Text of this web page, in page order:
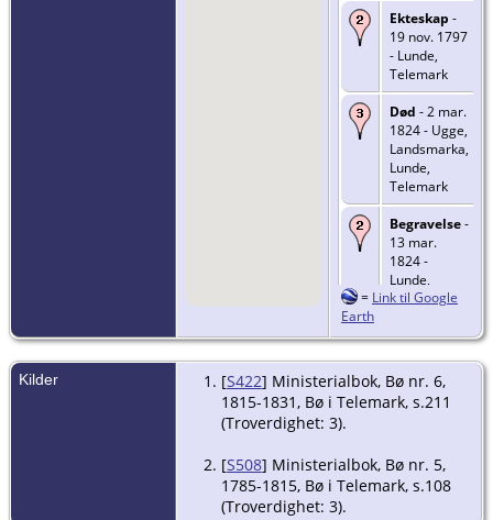
Ekteskap -
19 nov. 1797
- Lunde,
Telemark
Død - 2 mar.
1824 - Ugge,
Landsmarka,
Lunde,
Telemark
Begravelse-
13 mar.
1824 -
Lunde,
Telemark
= Link til Google
Earth
Kilder [S422] Ministerialbok, Bø nr. 6,
1815-1831, Bø i Telemark, s.211
(Troverdighet: 3).
[S508] Ministerialbok, Bø nr. 5,
1785-1815, Bø i Telemark, s.108
(Troverdighet: 3).